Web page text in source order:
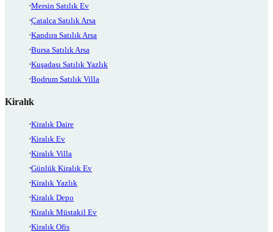
Mersin Satılık Ev
Çatalca Satılık Arsa
Kandıra Satılık Arsa
Bursa Satılık Arsa
Kuşadası Satılık Yazlık
Bodrum Satılık Villa
Kiralık
Kiralık Daire
Kiralık Ev
Kiralık Villa
Günlük Kiralık Ev
Kiralık Yazlık
Kiralık Depo
Kiralık Müstakil Ev
Kiralık Ofis